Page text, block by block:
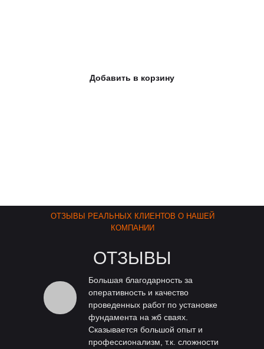
Добавить в корзину
ОТЗЫВЫ
ОТЗЫВЫ РЕАЛЬНЫХ КЛИЕНТОВ О НАШЕЙ
КОМПАНИИ
Большая благодарность за
оперативность и качество
проведенных работ по установке
фундамента на жб сваях.
Сказывается большой опыт и
профессионализм, т.к. сложности